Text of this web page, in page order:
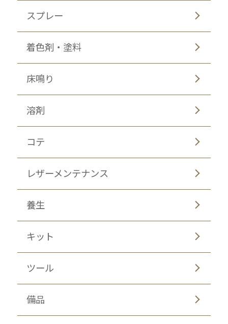
スプレー
着色剤・塗料
床鳴り
溶剤
コテ
レザーメンテナンス
養生
キット
ツール
備品